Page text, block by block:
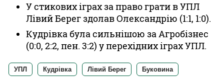
У стикових іграх за право грати в УПЛ
Лівий Берег здолав Олександрію (1:1, 1:0).
Кудрівка була сильнішою за Агробізнес
(0:0, 2:2, пен. 3:2) у перехідних іграх УПЛ.
УПЛ Кудрівка Лівий Берег Буковина